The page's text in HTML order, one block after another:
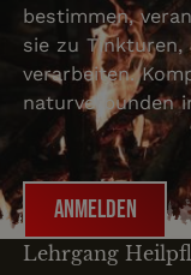
bestimmen,
sie zu Tinkturen,
verarbeiten.
naturverbunden
Anmelden
Lehrgang